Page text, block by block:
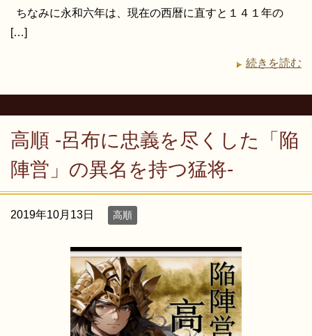
ちなみに永和六年は、現在の西暦に直すと１４１年の
[…]
続きを読む
高順 -呂布に忠義を尽くした「陥
陣営」の異名を持つ猛将-
2019年10月13日 高順